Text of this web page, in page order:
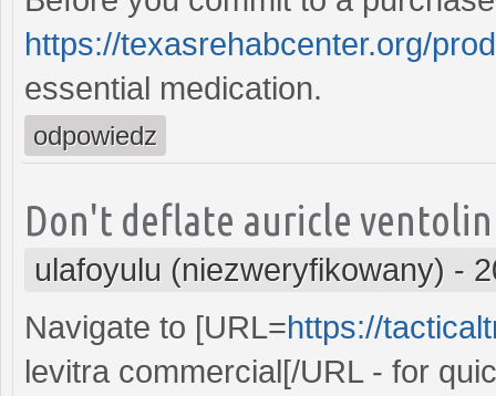
https://texasrehabcenter.org/
essential medication.
odpowiedz
Don't deflate auricle
ulafoyulu (niezweryfikowany) -
Navigate to [URL=https://
levitra commercial[/URL - for